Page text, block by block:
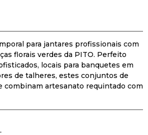
para jantares profissionais com
florais verdes da PITO. Perfeito
locais para banquetes em
de talheres, estes conjuntos de
combinam artesanato requintado com